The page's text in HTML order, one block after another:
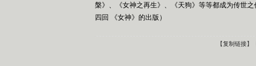
槃》、《女神之再生》、《天狗》等等都成为传世
四回 《女神》的出版）
【复制链接】